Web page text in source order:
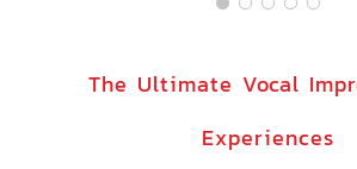
The Ultimate Vocal
Experiences